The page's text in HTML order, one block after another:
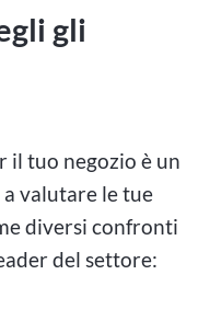
gli
il tuo negozio è un
valutare le tue
diversi confronti
del settore: